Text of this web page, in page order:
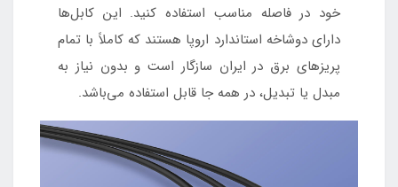
خود در فاصله مناسب استفاده کنید. این کابل‌ها
دارای دوشاخه استاندارد اروپا هستند که کاملاً با تمام
پریزهای برق در ایران سازگار است و بدون نیاز به
مبدل یا تبدیل، در همه جا قابل استفاده می‌باشد.